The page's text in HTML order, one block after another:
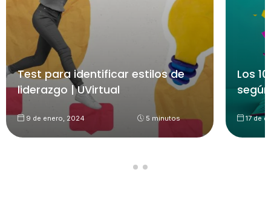
Test para identificar estilos de
liderazgo | UVirtual
9 de enero, 2024 5 minutos
Los
17 de